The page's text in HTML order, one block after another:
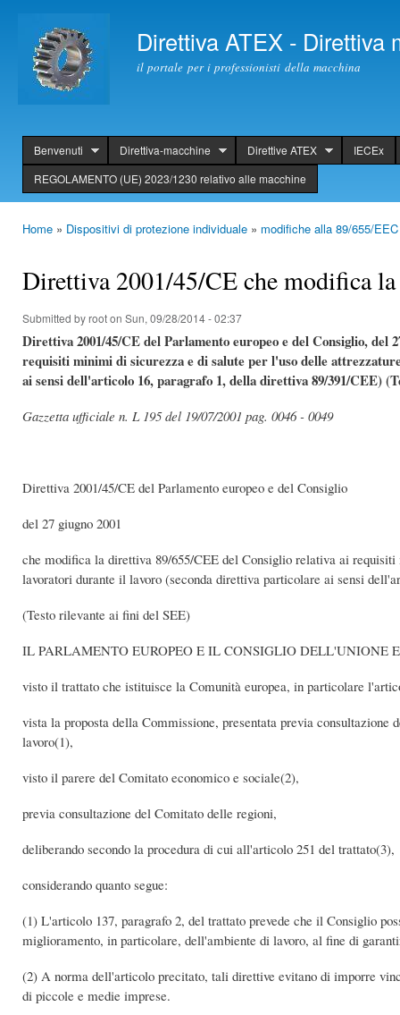
Direttiva ATEX - Direttiva
il portale per i professionisti della macchina
header
Benvenuti Direttiva-macchine Direttive ATEX
IECEx
REGOLAMENTO (UE) 2023/1230 relativo alle macchine
Home » Dispositivi di protezione individuale » modifiche alla 89/655/EEC
Direttiva 2001/45/CE che modifica
Submitted byrooton Sun, 09/28/2014 - 02:37
Direttiva 2001/45/CE del Parlamento europeo e del Consiglio, del
requisiti minimi di sicurezza e di salute per l'uso delle
ai sensi dell'articolo 16, paragrafo 1, della direttiva 89/391/CEE)
Gazzetta ufficiale n. L 195 del 19/07/2001 pag. 0046 - 0049
Direttiva 2001/45/CE del Parlamento europeo e del Consiglio
del 27 giugno 2001
che modifica la direttiva 89/655/CEE del Consiglio relativa ai
lavoratori durante il lavoro (seconda direttiva particolare ai sensi
(Testo rilevante ai fini del SEE)
IL PARLAMENTO EUROPEO E IL CONSIGLIO DELL'UNIONE
visto il trattato che istituisce la Comunità europea, in particolare
vista la proposta della Commissione, presentata previa
lavoro(1),
visto il parere del Comitato economico e sociale(2),
previa consultazione del Comitato delle regioni,
deliberando secondo la procedura di cui all'articolo 251 del trattato(3),
considerando quanto segue:
(1) L'articolo 137, paragrafo 2, del trattato prevede che il Consiglio
miglioramento, in particolare, dell'ambiente di lavoro, al fine di
(2) A norma dell'articolo precitato, tali direttive evitano di imporre
di piccole e medie imprese.